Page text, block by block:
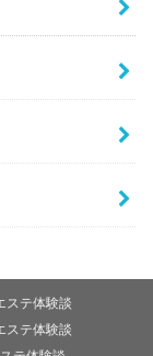
ステ体験談
ステ体験談